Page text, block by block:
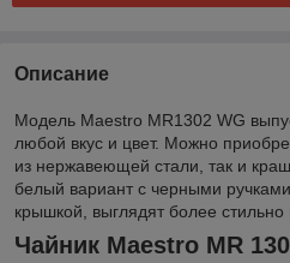
Описание
Модель Maestro MR1302 WG
любой вкус и цвет. Можно
из нержавеющей стали, так и
белый вариант с черными
крышкой, выглядят более стильно
Чайник Maestro MR